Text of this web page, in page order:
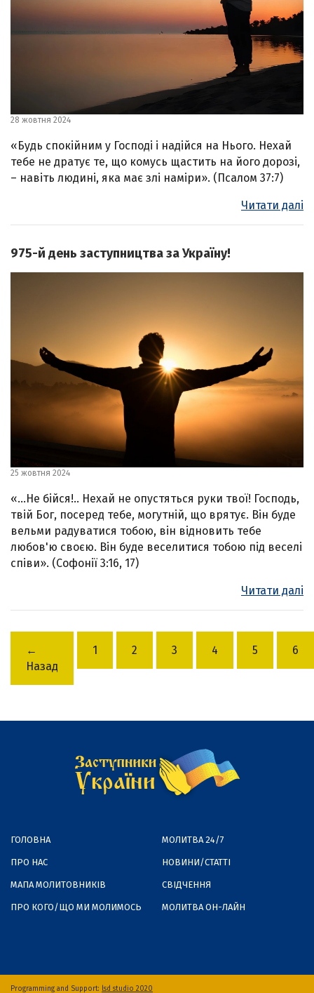
28 жовтня 2024
«Будь спокійним у Господі і надійся на Нього. Нехай
тебе не дратує те, що комусь щастить на його дорозі,
– навіть людині, яка має злі наміри». (Псалом 37:7)
Читати далі
975-й день заступництва за Україну!
25 жовтня 2024
«…Не бійся!.. Нехай не опустяться руки твої! Господь,
твій Бог, посеред тебе, могутній, що врятує. Він буде
вельми радуватися тобою, він відновить тебе
любов'ю своєю. Він буде веселитися тобою під веселі
співи». (Софонії 3:16, 17)
Читати далі
←
Назад
1 2 3 4 5 6
ГОЛОВНА
ПРО НАС
МАПА МОЛИТОВНИКІВ
ПРО КОГО/ЩО МИ МОЛИМОСЬ
МОЛИТВА 24/7
НОВИНИ/СТАТТІ
СВІДЧЕННЯ
МОЛИТВА ОН-ЛАЙН
Programming and Support: lsd studio 2020